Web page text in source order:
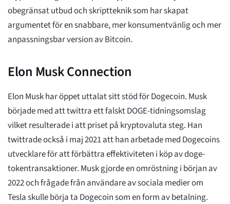
obegränsat utbud och skriptteknik som har skapat
argumentet för en snabbare, mer konsumentvänlig och mer
anpassningsbar version av Bitcoin.
Elon Musk Connection
Elon Musk har öppet uttalat sitt stöd för Dogecoin. Musk
började med att twittra ett falskt DOGE-tidningsomslag
vilket resulterade i att priset på kryptovaluta steg. Han
twittrade också i maj 2021 att han arbetade med Dogecoins
utvecklare för att förbättra effektiviteten i köp av doge-
tokentransaktioner. Musk gjorde en omröstning i början av
2022 och frågade från användare av sociala medier om
Tesla skulle börja ta Dogecoin som en form av betalning.